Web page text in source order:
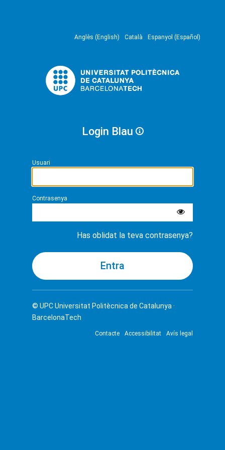
Anglès (English) Català Espanyol (Español)
Login Blau
Usuari
Contrasenya
Has oblidat la teva contrasenya?
© UPCUniversitat Politècnica de Catalunya ·
BarcelonaTech
Contacte Accessibilitat Avís legal